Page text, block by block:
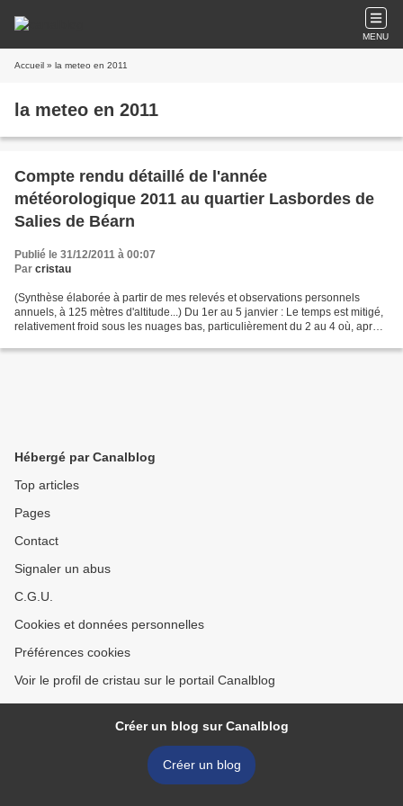
MENU
Accueil » la meteo en 2011
la meteo en 2011
Compte rendu détaillé de l'année
météorologique 2011 au quartier Lasbordes de
Salies de Béarn
Publié le 31/12/2011 à 00:07
Par cristau
(Synthèse élaborée à partir de mes relevés et observations personnels
annuels, à 125 mètres d'altitude...) Du 1er au 5 janvier : Le temps est mitigé,
relativement froid sous les nuages bas, particulièrement du 2 au 4 où, après
Hébergé par Canalblog
Top articles
Pages
Contact
Signaler un abus
C.G.U.
Cookies et données personnelles
Préférences cookies
Voir le profil de cristau sur le portail Canalblog
Créer un blog sur Canalblog
Créer un blog